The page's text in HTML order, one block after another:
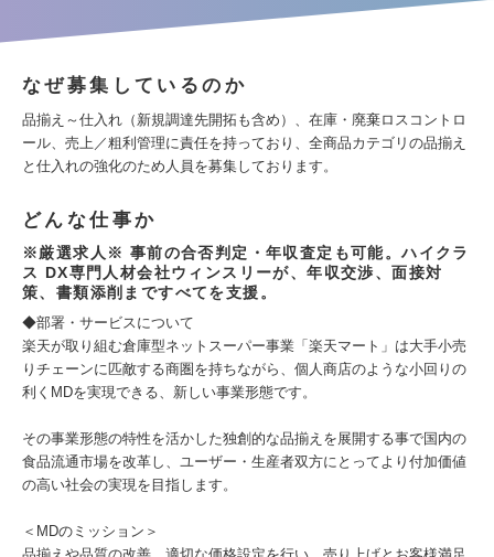
なぜ募集しているのか
品揃え～仕入れ（新規調達先開拓も含め）、在庫・廃棄ロスコントロ
ール、売上／粗利管理に責任を持っており、全商品カテゴリの品揃え
と仕入れの強化のため人員を募集しております。
どんな仕事か
※厳選求人※ 事前の合否判定・年収査定も可能。ハイクラ
ス DX専門人材会社ウィンスリーが、年収交渉、面接対
策、書類添削まですべてを支援。
◆部署・サービスについて
楽天が取り組む倉庫型ネットスーパー事業「楽天マート」は大手小売
りチェーンに匹敵する商圏を持ちながら、個人商店のような小回りの
利くMDを実現できる、新しい事業形態です。
その事業形態の特性を活かした独創的な品揃えを展開する事で国内の
食品流通市場を改革し、ユーザー・生産者双方にとってより付加価値
の高い社会の実現を目指します。
＜MDのミッション＞